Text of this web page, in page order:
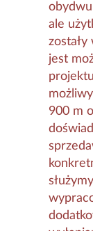
ale
jest
900 m